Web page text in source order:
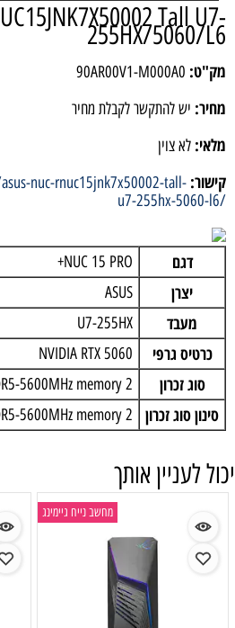
Tall U7-
255HX/5060/L6
מק"ט: 90AR00V1-M000A0
מחיר: יש להתקשר לקבלת מחיר
מלאי: לא צוין
קישור: nuc-rnuc15jnk7x50002-tall-
u7-255hx-5060-l6/
דגם NUC 15 PRO+
יצרן ASUS
מעבד U7-255HX
כרטיס גרפי NVIDIA RTX 5060
סוג זכרון 2 x SO-DIMM , DDR5-5600MHz memory
סינון סוג זכרון 2 x SO-DIMM , DDR5-5600MHz memory
יכול לעניין אותך
מחשב נייח גיימינג